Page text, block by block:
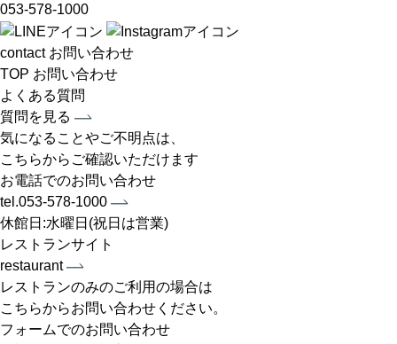
053-578-1000
contact お問い合わせ
TOP お問い合わせ
よくある質問
質問を見る
気になることやご不明点は、
こちらからご確認いただけます
お電話でのお問い合わせ
tel.053-578-1000
休館日:水曜日(祝日は営業)
レストランサイト
restaurant
レストランのみのご利用の場合は
こちらからお問い合わせください。
フォームでのお問い合わせ